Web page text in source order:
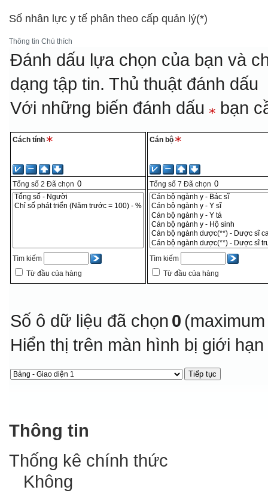
Số nhân lực y tế phân theo cấp quản lý(*)
Thông tin Chú thích
Đánh dấu lựa chọn của bạn và
dạng tập tin.Thủ thuật đánh dấu
Với những biến đánh dấu bạn
Cách tính
Tổng số 2 Đã chọn
Tìm kiếm
Từ đầu của hàng
Cán bộ
Tổng số 7 Đã chọn
Tìm kiếm
Từ đầu của hàng
Số ô dữ liệu đã chọn 0
Hiển thị trên màn hình bị giới
Thông tin
Thống kê chính thức
Không